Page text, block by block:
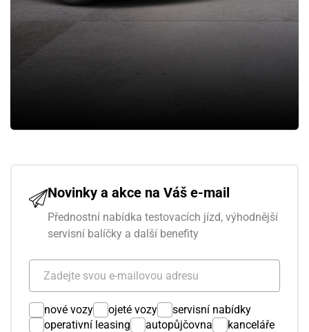
Novinky a akce na Váš e-mail
Přednostní nabídka testovacích jízd, výhodnější
servisní balíčky a další benefity
nové vozy ojeté vozy
servisní nabídky
operativní leasing
autopůjčovna
kanceláře